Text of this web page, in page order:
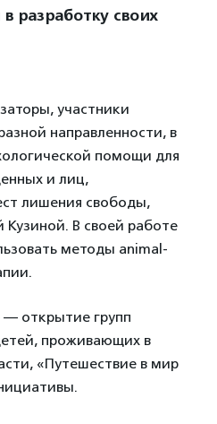
разработку своих
участники
направленности, в
помощи для
и лиц,
лишения свободы,
Кузиной. В своей работе
методы animal-
— открытие групп
проживающих в
«Путешествие в мир